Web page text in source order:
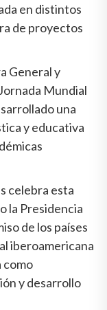
en distintos
de proyectos
General y
Mundial
una
y educativa
celebra esta
la Presidencia
de los países
iberoamericana
como
y desarrollo